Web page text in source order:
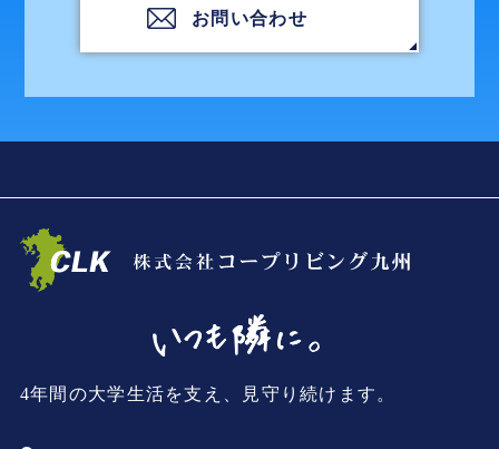
お問い合わせ
4年間の大学生活を支え、見守り続けます。